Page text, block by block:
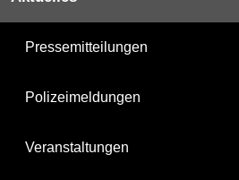
Pressemitteilungen
Polizeimeldungen
Veranstaltungen